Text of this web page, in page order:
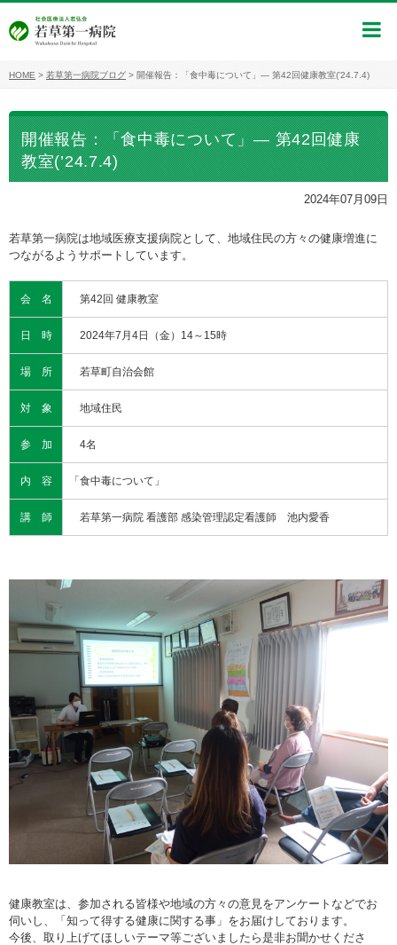
HOME > 若草第一病院ブログ > 開催報告：「食中毒について」― 第42回健康教室(’24.7.4)
開催報告：「食中毒について」― 第42回健康
教室(’24.7.4)
2024年07月09日
若草第一病院は地域医療支援病院として、地域住民の方々の健康増進に
つながるようサポートしています。
会 名 第42回 健康教室
日 時 2024年7月4日（金）14～15時
場 所 若草町自治会館
対 象 地域住民
参 加 4名
内 容 「食中毒について」
講 師 若草第一病院 看護部 感染管理認定看護師 池内愛香
健康教室は、参加される皆様や地域の方々の意見をアンケートなどでお
伺いし、「知って得する健康に関する事」をお届けしております。
今後、取り上げてほしいテーマ等ございましたら是非お聞かせくださ